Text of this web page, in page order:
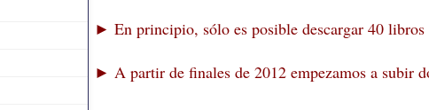
► En principio, sólo es posible descargar 40
► A partir de finales de 2012 empezamos a subir